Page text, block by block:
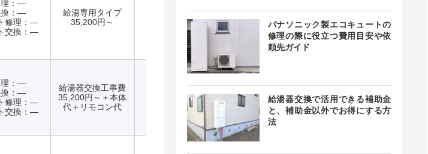
理：―
換：―
修理：―
交換：―
給湯専用タイプ
35,200円～
記載なし
理：―
換：―
修理：―
交換：―
給湯器交換工事費
35,200円～＋本体
代＋リモコン代
記載なし
パナソニック製エコキュートの
修理の際に役立つ費用目安や依
頼先ガイド
給湯器交換で活用できる補助金
と、補助金以外でお得にする方
法